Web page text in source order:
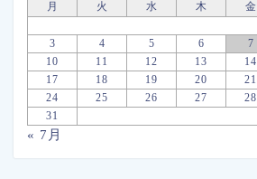
月
火 水 木 金
3
4 5 6 7
10
11 12 13 14
17
18 19 20 21
24
25 26 27 28
31
« 7月